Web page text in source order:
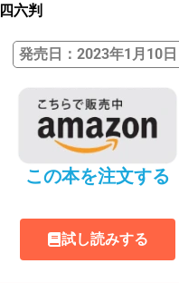
四六判
発売日：2023年1月10日
この本を注文する
試し読みする